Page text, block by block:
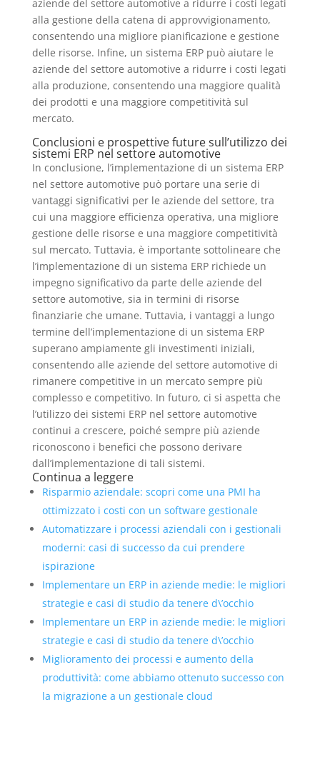
aziende del settore automotive a ridurre i costi legati
alla gestione della catena di approvvigionamento,
consentendo una migliore pianificazione e gestione
delle risorse. Infine, un sistema ERP può aiutare le
aziende del settore automotive a ridurre i costi legati
alla produzione, consentendo una maggiore qualità
dei prodotti e una maggiore competitività sul
mercato.
Conclusioni e prospettive future sull’utilizzo dei
sistemi ERP nel settore automotive
In conclusione, l’implementazione di un sistema ERP
nel settore automotive può portare una serie di
vantaggi significativi per le aziende del settore, tra
cui una maggiore efficienza operativa, una migliore
gestione delle risorse e una maggiore competitività
sul mercato. Tuttavia, è importante sottolineare che
l’implementazione di un sistema ERP richiede un
impegno significativo da parte delle aziende del
settore automotive, sia in termini di risorse
finanziarie che umane. Tuttavia, i vantaggi a lungo
termine dell’implementazione di un sistema ERP
superano ampiamente gli investimenti iniziali,
consentendo alle aziende del settore automotive di
rimanere competitive in un mercato sempre più
complesso e competitivo. In futuro, ci si aspetta che
l’utilizzo dei sistemi ERP nel settore automotive
continui a crescere, poiché sempre più aziende
riconoscono i benefici che possono derivare
dall’implementazione di tali sistemi.
Continua a leggere
Risparmio aziendale: scopri come una PMI ha
ottimizzato i costi con un software gestionale
Automatizzare i processi aziendali con i gestionali
moderni: casi di successo da cui prendere
ispirazione
Implementare un ERP in aziende medie: le migliori
strategie e casi di studio da tenere d\’occhio
Implementare un ERP in aziende medie: le migliori
strategie e casi di studio da tenere d\’occhio
Miglioramento dei processi e aumento della
produttività: come abbiamo ottenuto successo con
la migrazione a un gestionale cloud